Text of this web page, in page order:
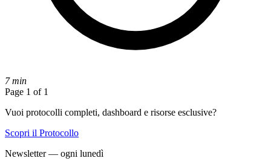
7 min
Page 1 of 1
Vuoi protocolli completi, dashboard e risorse esclusive?
Scopri il Protocollo
Newsletter — ogni lunedì